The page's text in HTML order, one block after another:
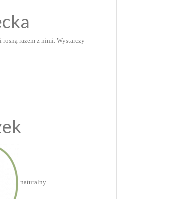
razem z nimi. Wystarczy
naturalny